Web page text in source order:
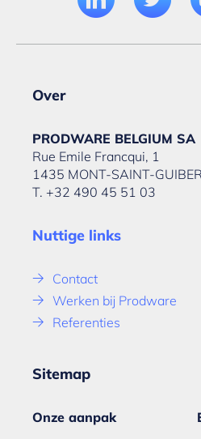
Over
PRODWARE BELGIUM SA
Rue Emile Francqui, 1
1435 MONT-SAINT-
T. +32 490 45 51 03
Nuttige links
Contact
Werken bij Prodware
Referenties
Sitemap
Onze aanpak